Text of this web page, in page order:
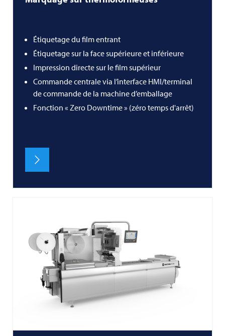
Étiquetage du film entrant
Étiquetage sur la face supérieure et inférieure
Impression directe sur le film supérieur
Commande centrale via l’interface HMI/terminal
de commande de la machine d’emballage
Fonction « Zero Downtime » (zéro temps d'arrêt)